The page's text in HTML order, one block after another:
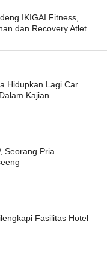
IKIGAI Fitness,
dan Recovery Atlet
Hidupkan Lagi Car
Kajian
Seorang Pria
Fasilitas Hotel